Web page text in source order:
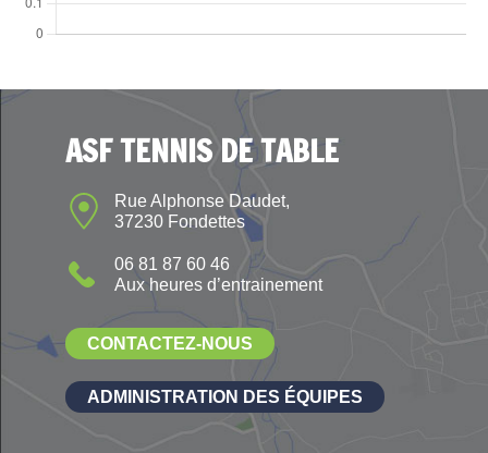
ASF TENNIS DE TABLE
Rue Alphonse Daudet,
37230 Fondettes
06 81 87 60 46
Aux heures d’entrainement
CONTACTEZ-NOUS
ADMINISTRATION DES ÉQUIPES